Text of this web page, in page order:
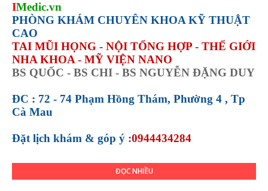
IMedic.vn
PHÒNG KHÁM CHUYÊN KHOA KỸ THUẬT
CAO
TAI MŨI HỌNG - NỘI TỔNG HỢP - THẾ GIỚI
NHA KHOA - MỸ VIỆN NANO
BS QUỐC - BS CHI - BS NGUYỄN ĐẶNG DUY
ĐC : 72 - 74 Phạm Hồng Thám, Phường 4 , Tp
Cà Mau
Đặt lịch khám & góp ý :0944434284
ĐỌC NHIỀU